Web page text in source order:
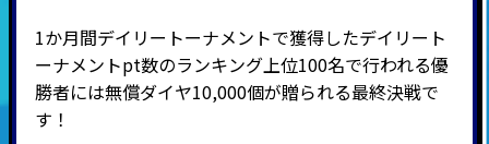
1か月間デイリートーナメントで獲得したデイリート
ーナメントpt数のランキング上位100名で行われる優
勝者には無償ダイヤ10,000個が贈られる最終決戦で
す！